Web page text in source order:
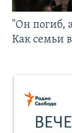
"Он погиб,
Как семьи